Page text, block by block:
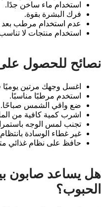
استخدام ماء ساخن جدًا.
فرك البشرة بقوة.
عدم استخدام مرطب بعد
استخدام منتجات لا
نصائح للحصول على
اغسل وجهك مرتين
استخدم مرطبًا مناسبًا.
ضع واقي الشمس صباحًا.
اشرب كمية كافية من
تجنب لمس الوجه
غير غطاء الوسادة
حافظ على نظام غذائي
هل يساعد صابون
الحبوب؟